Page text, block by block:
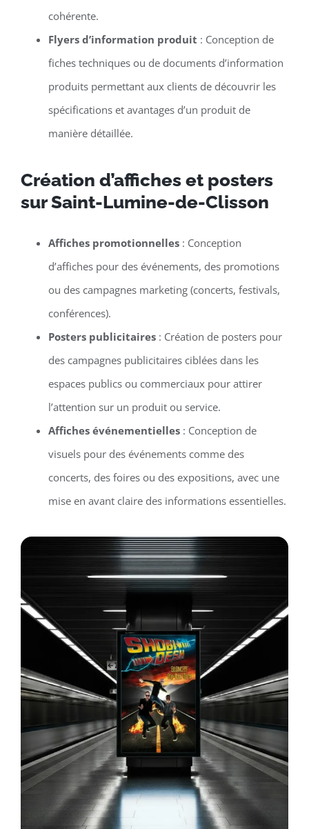
cohérente.
Flyers d’information produit : Conception de
fiches techniques ou de documents d’information
produits permettant aux clients de découvrir les
spécifications et avantages d’un produit de
manière détaillée.
Création d’affiches et posters
sur Saint-Lumine-de-Clisson
Affiches promotionnelles: Conception
d’affiches pour des événements, des promotions
ou des campagnes marketing (concerts, festivals,
conférences).
Posters publicitaires: Création de posters pour
des campagnes publicitaires ciblées dans les
espaces publics ou commerciaux pour attirer
l’attention sur un produit ou service.
Affiches événementielles: Conception de
visuels pour des événements comme des
concerts, des foires ou des expositions, avec une
mise en avant claire des informations essentielles.